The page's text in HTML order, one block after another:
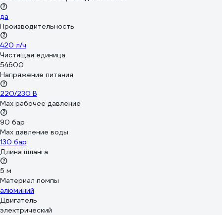
да
Производительность
420 л/ч
Чистящая единица
54600
Напряжение питания
220/230 В
Мах рабочее давление
90 бар
Max давление воды
130 бар
Длина шланга
5 м
Материал помпы
алюминий
Двигатель
электрический